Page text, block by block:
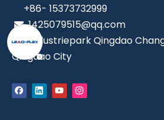
+86- 15373732999
 1425079515@qq.com
Industriepark Qingdao
Qingdao City